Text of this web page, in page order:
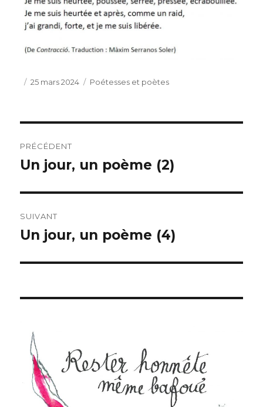
Publié
25 mars 2024 Catégories
Poétesses et poètes
de
PRÉCÉDENT
Publication
Un jour, un poème (2)
SUIVANT
Publication
Un jour, un poème (4)